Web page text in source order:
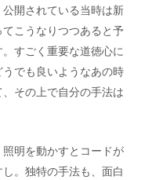
開されている当時は新
こうなりつつあると予
すごく重要な道徳心に
でも良いようなあの時
その上で自分の手法は
明を動かすとコードが
。独特の手法も、面白